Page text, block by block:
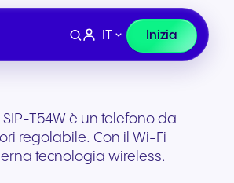
IT Inizia
T54W è un telefono da
regolabile. Con il Wi-Fi
tecnologia wireless.